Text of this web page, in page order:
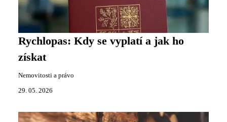
Rychlopas: Kdy se vyplatí a jak ho
získat
Nemovitosti a právo
29. 05. 2026